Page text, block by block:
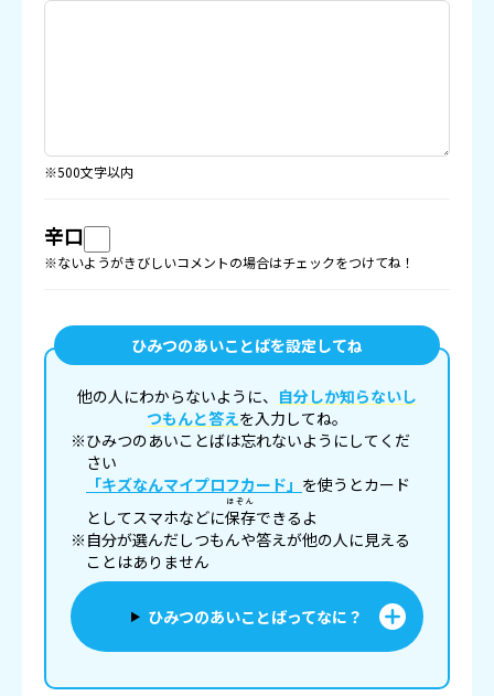
※500文字以内
辛口
※ないようがきびしいコメントの場合はチェックをつけてね！
ひみつのあいことばを設定してね
他の人にわからないように、 自分しか知らないし
つもんと答えを入力してね。
※ひみつのあいことばは忘れないようにしてくだ
さい
「キズなんマイプロフカード」 を使うとカード
としてスマホなどに保存
ほぞん
できるよ
※自分が選んだしつもんや答えが他の人に見える
ことはありません
ひみつのあいことばってなに？